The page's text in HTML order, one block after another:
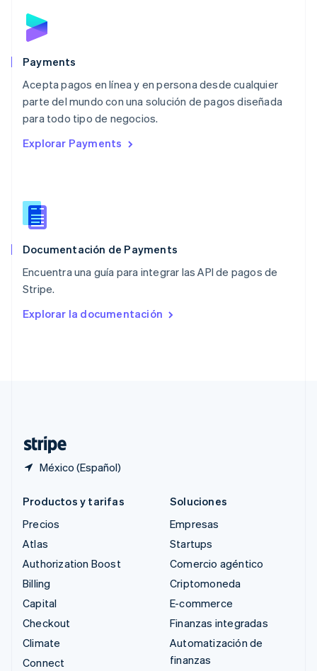
Payments
Acepta pagos en línea y en persona desde cualquier
parte del mundo con una solución de pagos diseñada
para todo tipo de negocios.
Explorar Payments
Documentación de Payments
Encuentra una guía para integrar las API de pagos de
Stripe.
Explorar la documentación
México (Español)
Malta
English
Español
English
Nueva Zelandia
English
NederlandsEnglish
Português
RAE de Hong Kong, China
Reino Unido
República Checa
English
English
Productos y tarifas
Precios
Atlas
Authorization Boost
Billing
Capital
Checkout
Climate
Connect
Soluciones
Empresas
Startups
Comercio agéntico
Criptomoneda
E-commerce
Finanzas integradas
Automatización de
finanzas